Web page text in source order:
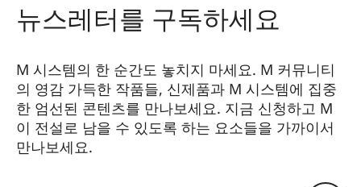
뉴스레터를 구독하세요
M 시스템의 한 순간도 놓치지 마세요. M 커뮤니티
의 영감 가득한 작품들, 신제품과 M 시스템에 집중
한 엄선된 콘텐츠를 만나보세요. 지금 신청하고 M
이 전설로 남을 수 있도록 하는 요소들을 가까이서
만나보세요.